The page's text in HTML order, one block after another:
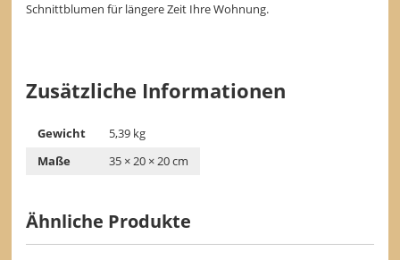
Schnittblumen für längere Zeit Ihre Wohnung.
Zusätzliche Informationen
Gewicht
5,39 kg
Maße
35 × 20 × 20 cm
Ähnliche Produkte